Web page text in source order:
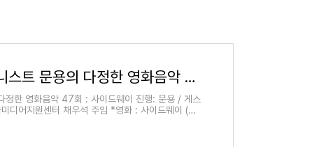
2020-11-13 피아니스트 문용의 다정한 영화음악 47회 : 사이드웨이
정한 영화음악 47회 : 사이드웨이 진행: 문용 / 게스
디어지원센터 채우석 주임 *영화 : 사이드웨이 (Si